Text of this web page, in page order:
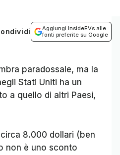
Aggiungi InsideEVs alle
fonti preferite su Google
paradossale, ma la
Stati Uniti ha un
a quello di altri Paesi,
8.000 dollari (ben
non è uno sconto